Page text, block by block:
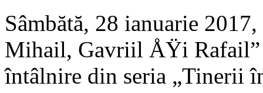
Sâmbătă, 28 ianuarie
Mihail, Gavriil ÅŸi Rafail”
întâlnire din seria „Tinerii